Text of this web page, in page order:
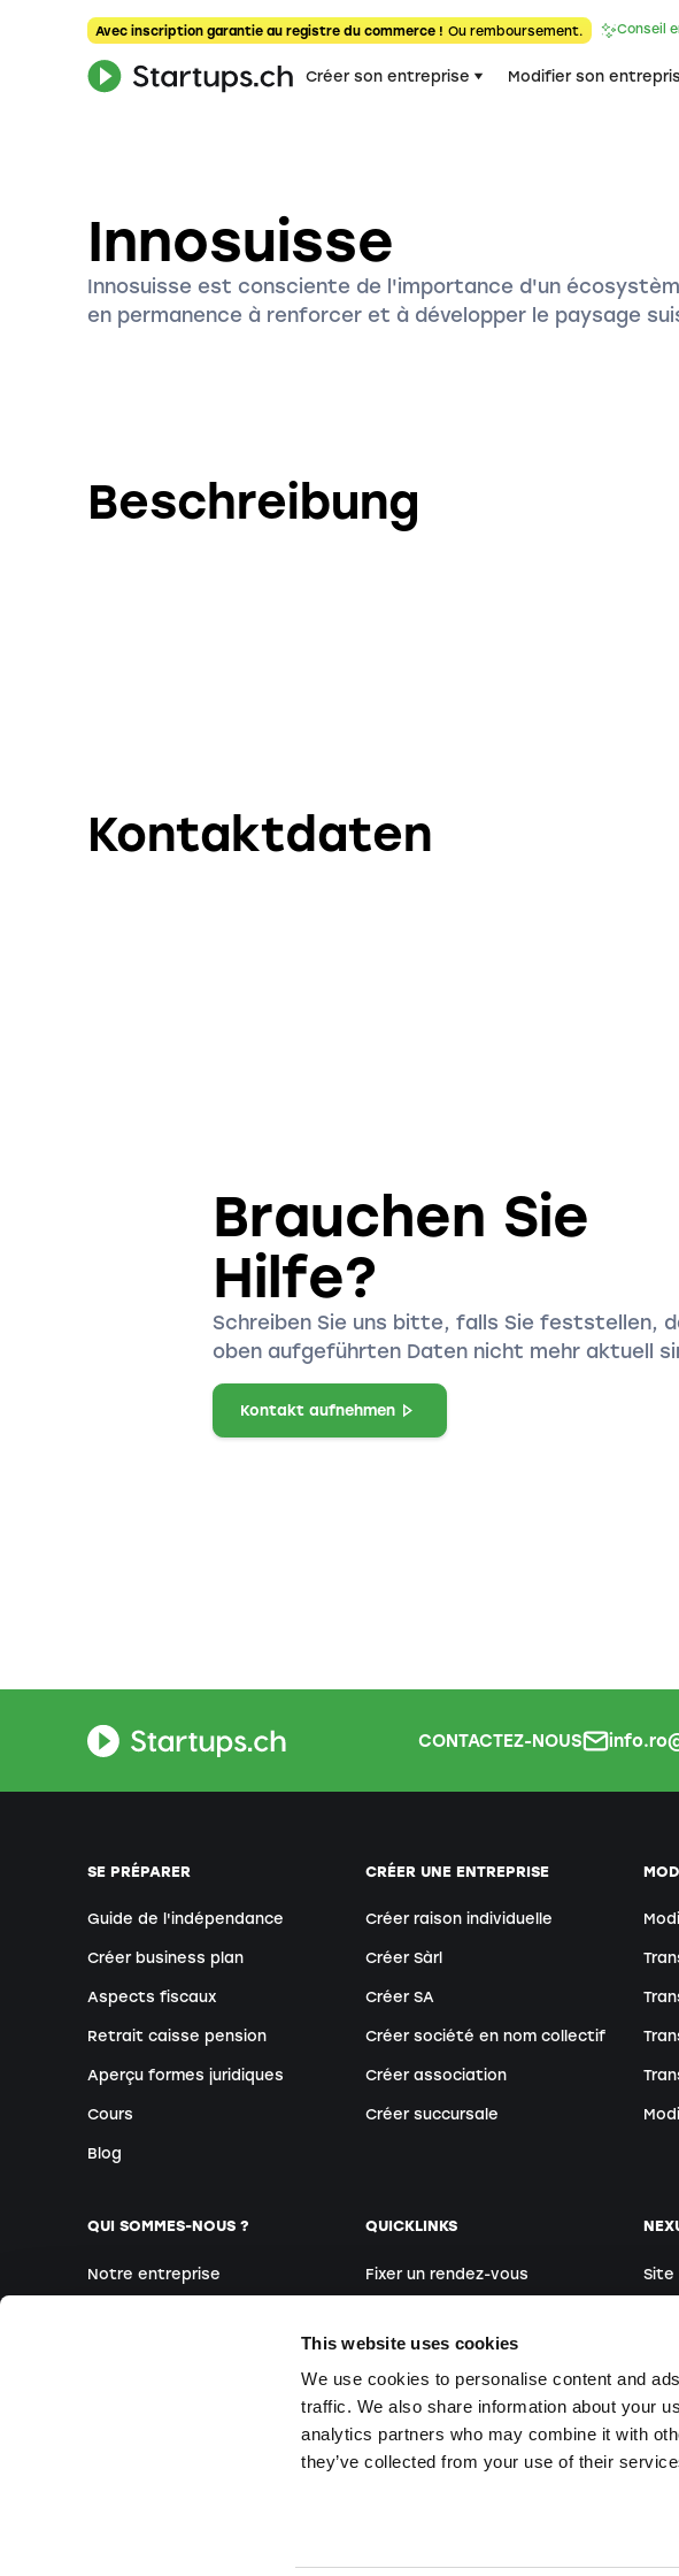
This website uses cookies
We use cookies to personalise content and
traffic. We also share information about your
analytics partners who may combine it with
they’ve collected from your use of their
Avec inscription garantie au registre du commerce ! Ou remboursement. Conseil
Créer son entreprise Modifier son
Innosuisse
Innosuisse est consciente de l'importance d'un
en permanence à renforcer et à développer le paysage
Beschreibung
Kontaktdaten
Brauchen Sie
Hilfe?
Schreiben Sie uns bitte, falls Sie feststellen,
oben aufgeführten Daten nicht mehr aktuell
Kontakt aufnehmen
CONTACTEZ-NOUS
SE PRÉPARER
Guide de l'indépendance
Créer business plan
Aspects fiscaux
Retrait caisse pension
Aperçu formes juridiques
Cours
Blog
CRÉER UNE ENTREPRISE
Créer raison individuelle
Créer Sàrl
Créer SA
Créer société en nom collectif
Créer association
Créer succursale
QUI SOMMES-NOUS ?
Notre entreprise
QUICKLINKS
Fixer un rendez-vous
Webinaires
Cours sur place
Questions & Réponses
Site